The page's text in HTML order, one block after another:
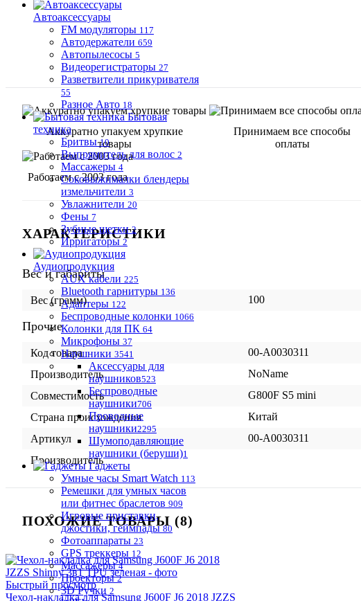
Автоаксессуары
FM модуляторы 117
Автодержатели 659
Автопылесосы 5
Видеорегистраторы 27
Разветвители прикуривателя
55
Разное Авто 18
Бытовая
техника
Бритвы 10
Выпрямитель для волос 2
Массажеры 4
Соковыжималки блендеры
измельчители 3
Увлажнители 20
Фены 7
Зубные щетки 2
Ирригаторы 2
Аудиопродукция
AUX кабели 225
Bluetooth гарнитуры 136
Адаптеры 122
Беспроводные колонки 1066
Колонки для ПК 64
Микрофоны 37
Наушники 3541
Аксессуары для
наушников523
Беспроводные
наушники706
Проводные
наушники2295
Шумоподавляющие
наушники (беруши)1
Гаджеты
Умные часы Smart Watch 113
Ремешки для умных часов
или фитнес браслетов 909
Игровые приставки,
джостики, геймпады 80
Фотоаппараты 23
GPS треккеры 12
Массажеры 4
Проекторы 2
3D Ручки 2
Аккуратно упакуем хрупкие
товары
Принимаем все способы
оплаты
Работаем с 2003 года
ХАРАКТЕРИСТИКИ
Вес и габариты
Вес (грамм) 100
Прочие
Код товара
00-А0030311
Производитель
NoName
Совместимость
G800F S5 mini
Страна происхождения
Китай
Артикул
00-А0030311
Производитель
ПОХОЖИЕ ТОВАРЫ (8)
Быстрый просмотр
Чехол-накладка для Samsung J600F J6 2018 JZZS